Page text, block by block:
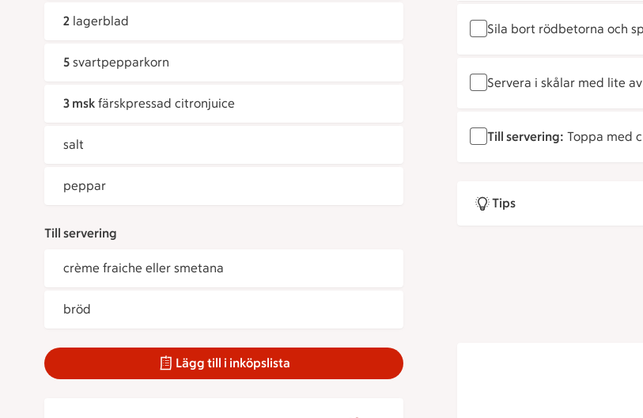
2 lagerblad
5 svartpepparkorn
3 msk färskpressad citronjuice
salt
peppar
Till servering
crème fraiche eller smetana
bröd
Lägg till i inköpslista
Sila bort rödbetorna och
Servera i skålar med lite
Till servering: Toppa med
Tips